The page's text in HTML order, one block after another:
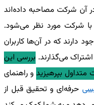
آن شرکت مصاحبه داده‌اند
شرکت مورد نظر می‌شود.
دارند که در آن‌ها کاربران
می‌گذارند. بررسی این
متداول بپرهیزیدو راهنمای
حرفه‌ای و تحقیق قبل از